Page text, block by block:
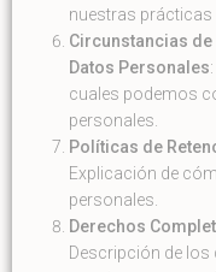
nuestras prácticas
Circunstancias
Datos Personales
cuales podemos
personales.
Políticas de
Explicación de
personales.
Derechos
Descripción de los